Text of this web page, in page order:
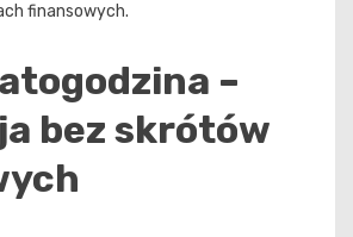
finansowych.
–
bez skrótów